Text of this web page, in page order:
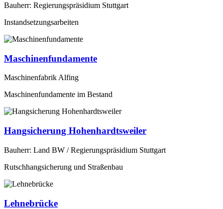
Bauherr: Regierungspräsidium Stuttgart
Instandsetzungsarbeiten
Maschinenfundamente
Maschinenfabrik Alfing
Maschinenfundamente im Bestand
Hangsicherung Hohenhardtsweiler
Bauherr: Land BW / Regierungspräsidium Stuttgart
Rutschhangsicherung und Straßenbau
Lehnebrücke